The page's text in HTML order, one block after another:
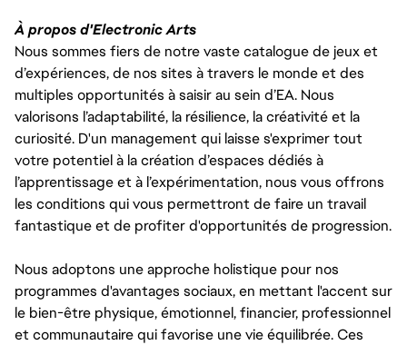
À propos d'Electronic Arts
Nous sommes fiers de notre vaste catalogue de jeux et
d’expériences, de nos sites à travers le monde et des
multiples opportunités à saisir au sein d’EA. Nous
valorisons l’adaptabilité, la résilience, la créativité et la
curiosité. D'un management qui laisse s'exprimer tout
votre potentiel à la création d’espaces dédiés à
l’apprentissage et à l’expérimentation, nous vous offrons
les conditions qui vous permettront de faire un travail
fantastique et de profiter d'opportunités de progression.
Nous adoptons une approche holistique pour nos
programmes d'avantages sociaux, en mettant l'accent sur
le bien-être physique, émotionnel, financier, professionnel
et communautaire qui favorise une vie équilibrée. Ces